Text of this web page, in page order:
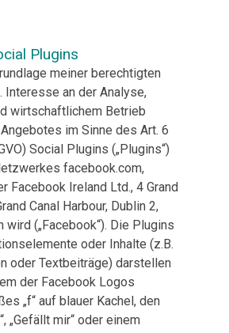
Plugins
meiner berechtigten
Interesse an der Analyse,
wirtschaftlichem Betrieb
im Sinne des Art. 6
Social Plugins („Plugins“)
facebook.com,
Facebook Ireland Ltd., 4 Grand
Canal Harbour, Dublin 2,
wird („Facebook“). Die Plugins
oder Inhalte (z.B.
oder Textbeiträge) darstellen
der Facebook Logos
„f“ auf blauer Kachel, den
„Gefällt mir“ oder einem